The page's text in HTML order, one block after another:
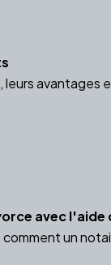
avec l'aide
un